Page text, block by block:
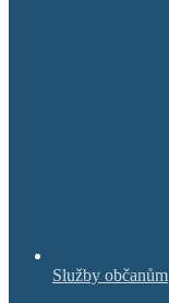
Služby občanům